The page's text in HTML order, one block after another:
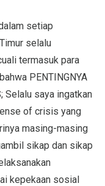
setiap
selalu
termasuk para
PENTINGNYA
Selalu saya ingatkan
of crisis yang
masing-masing
sikap dan sikap
kepekaan sosial